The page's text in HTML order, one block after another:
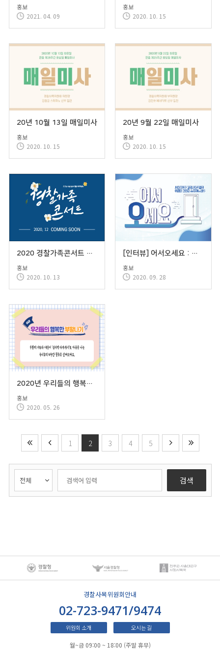
홍보
2021. 04. 09
홍보
2020. 10. 15
20년 10월 13일 매일미사
홍보
2020. 10. 15
20년 9월 22일 매일미사
홍보
2020. 10. 15
2020 경찰가족콘서트 티저
홍보
2020. 10. 13
[인터뷰] 어서오세요 : 경찰사목위원회 위원장 김형균 스테파노 신부
홍보
2020. 09. 28
2020년 우리들의 행복한 부활나기
홍보
2020. 05. 26
1 2 3 4 5
검색
경찰사목위원회안내
02-723-9471/9474
위원회 소개 오시는 길
월~금 09:00 ~ 18:00 (주말 휴무)